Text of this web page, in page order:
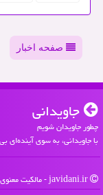
صفحه اخبار
جاویدانی
چطور جاویدان شویم
با جاویدانی، به سوی